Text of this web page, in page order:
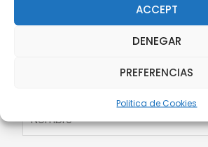
ACCEPT
DENEGAR
PREFERENCIAS
Politica de Cookies